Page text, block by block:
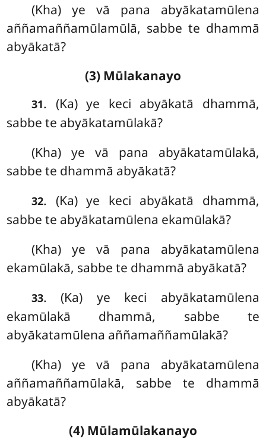
(Kha) ye vā pana abyākatamūlena
aññamaññamūlamūlā, sabbe te dhammā
abyākatā?
(3) Mūlakanayo
31. (Ka) ye keci abyākatā dhammā,
sabbe te abyākatamūlakā?
(Kha) ye vā pana abyākatamūlakā,
sabbe te dhammā abyākatā?
32. (Ka) ye keci abyākatā dhammā,
sabbe te abyākatamūlena ekamūlakā?
(Kha) ye vā pana abyākatamūlena
ekamūlakā, sabbe te dhammā abyākatā?
33. (Ka) ye keci abyākatamūlena
ekamūlakā dhammā, sabbe te
abyākatamūlena aññamaññamūlakā?
(Kha) ye vā pana abyākatamūlena
aññamaññamūlakā, sabbe te dhammā
abyākatā?
(4) Mūlamūlakanayo